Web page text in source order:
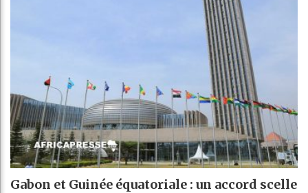
Gabon et Guinée équatoriale : un accord scelle